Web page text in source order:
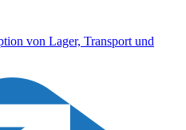
von Lager, Transport und